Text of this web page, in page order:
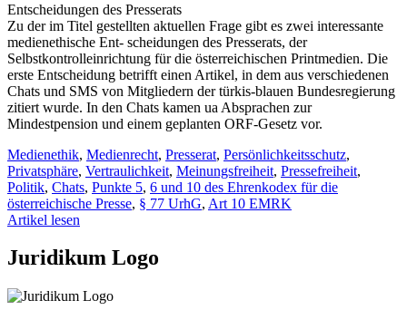
Entscheidungen des Presserats
Zu der im Titel gestellten aktuellen Frage gibt es zwei interessante
medienethische Ent- scheidungen des Presserats, der
Selbstkontrolleinrichtung für die österreichischen Printmedien. Die
erste Entscheidung betrifft einen Artikel, in dem aus verschiedenen
Chats und SMS von Mitgliedern der türkis-blauen Bundesregierung
zitiert wurde. In den Chats kamen ua Absprachen zur
Mindestpension und einem geplanten ORF-Gesetz vor.
Medienethik, Medienrecht, Presserat, Persönlichkeitsschutz,
Privatsphäre, Vertraulichkeit, Meinungsfreiheit, Pressefreiheit,
Politik, Chats, Punkte 5, 6 und 10 des Ehrenkodex für die
österreichische Presse, § 77 UrhG, Art 10 EMRK
Artikel lesen
Juridikum Logo